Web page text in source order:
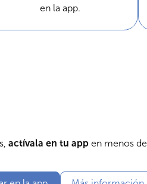
en la app.
actívala en tu app en menos